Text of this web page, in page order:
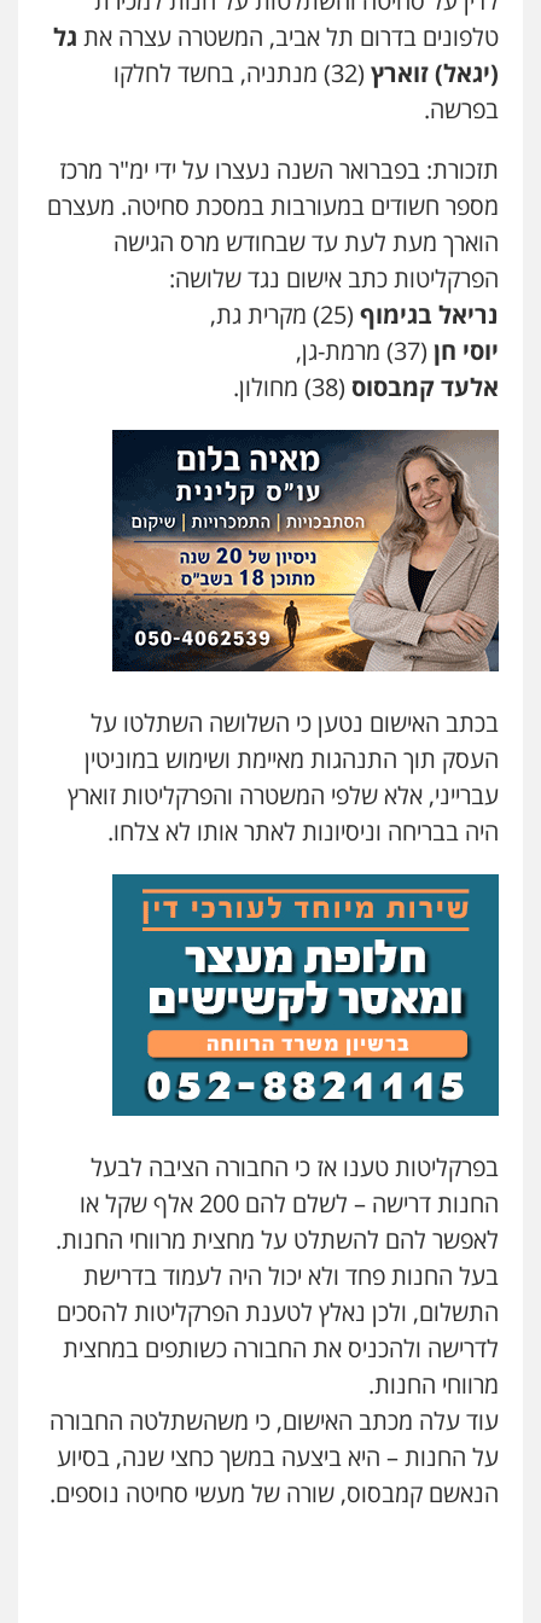
עו"ד קארין לגטיוי
פלילי פשיעה חמורה מעצרים וחקירות
0507446995
פלילי אסירים תעבורה מרב"ד
0547556464
עו"ד אילן אלימלך
פלילי פשיעה חמורה
0522992110
פלילי פשיעה חמורה מעצרים וחקירות
0509230800
גיל דביר – משרד עורכי דין
פלילי פשיעה כלכלית צווארון לבן
0506217771
פלילי בטחוני צבאי נזיקין
0547780927
עו"ד אסף גונן
פלילי פשע חמור תעבורה צבא מעצרים
0542255161
גל דהן – משרד עורך דין פלילי
פלילי פשיעה חמורה סמים מעצרים
וחקירות
0544723840
עו"ד ראוף נג'אר
פלילי עורכי דין לענייני אסירים מעצרים
0548009246
דוד אפרים משרד עורכי דין
פלילי צווארון לבן מס הכנסה מע"מ
0506209859
עדי כרמלי – חברת עו"ד
עורכי דין לענייני אסירים
0525060666
טלפונים בדרום תל אביב, המשטרה עצרה את גל
(יגאל) זוארץ
(32) מנתניה, בחשד לחלקו
בפרשה.
תזכורת: בפברואר השנה נעצרו על ידי ימ"ר מרכז
מספר חשודים במעורבות במסכת סחיטה. מעצרם
הוארך מעת לעת עד שבחודש מרס הגישה
הפרקליטות כתב אישום נגד שלושה:
נריאל בגימוף (25) מקרית גת,
יוסי חן (37) מרמת-גן,
אלעד קמבסוס (38) מחולון.
בכתב האישום נטען כי השלושה השתלטו על
העסק תוך התנהגות מאיימת ושימוש במוניטין
עברייני, אלא שלפי המשטרה והפרקליטות זוארץ
היה בבריחה וניסיונות לאתר אותו לא צלחו.
בפרקליטות טענו אז כי החבורה הציבה לבעל
החנות דרישה – לשלם להם 200 אלף שקל או
לאפשר להם להשתלט על מחצית מרווחי החנות.
בעל החנות פחד ולא יכול היה לעמוד בדרישת
התשלום, ולכן נאלץ לטענת הפרקליטות להסכים
לדרישה ולהכניס את החבורה כשותפים במחצית
מרווחי החנות.
עוד עלה מכתב האישום, כי משהשתלטה החבורה
על החנות – היא ביצעה במשך כחצי שנה, בסיוע
הנאשם קמבסוס, שורה של מעשי סחיטה נוספים.